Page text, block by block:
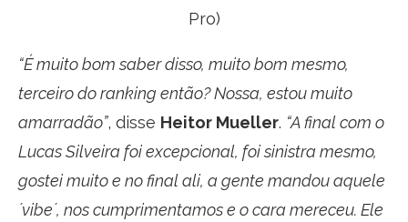
Pro)
“É muito bom saber disso, muito bom mesmo,
terceiro do ranking então? Nossa, estou muito
amarradão”, disse Heitor Mueller. “A final com o
Lucas Silveira foi excepcional, foi sinistra mesmo,
gostei muito e no final ali, a gente mandou aquele
´vibe´, nos cumprimentamos e o cara mereceu. Ele